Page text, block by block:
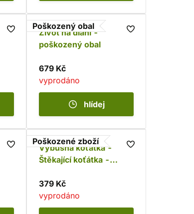
Poškozený obal
Život na dlani -
poškozený obal
679 Kč
vyprodáno
hlídej
Poškozené zboží
Výbušná koťátka -
Štěkající koťátka -
379 Kč
vyprodáno